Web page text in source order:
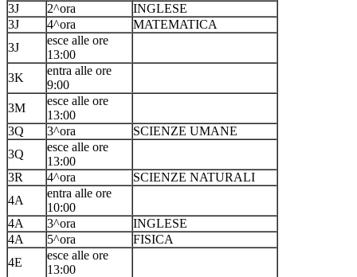
3J
2^ora
INGLESE
3J
4^ora
MATEMATICA
3J
esce alle ore
13:00
3K
entra alle ore
9:00
3M
esce alle ore
13:00
3Q
3^ora
SCIENZE UMANE
3Q
esce alle ore
13:00
3R
4^ora
SCIENZE NATURALI
4A
entra alle ore
10:00
4A
3^ora
INGLESE
4A
5^ora
FISICA
4E
esce alle ore
13:00